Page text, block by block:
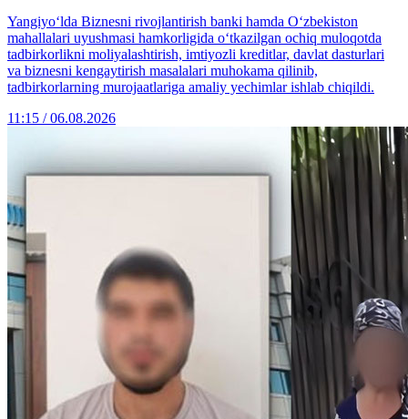
Yangiyo‘lda Biznesni rivojlantirish banki hamda O‘zbekiston
mahallalari uyushmasi hamkorligida o‘tkazilgan ochiq muloqotda
tadbirkorlikni moliyalashtirish, imtiyozli kreditlar, davlat dasturlari
va biznesni kengaytirish masalalari muhokama qilinib,
tadbirkorlarning murojaatlariga amaliy yechimlar ishlab chiqildi.
11:15 / 06.08.2026